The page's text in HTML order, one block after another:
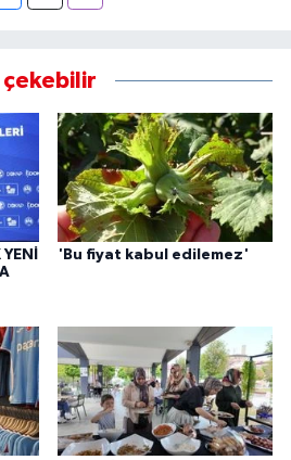
çekebilir
'Bu fiyat kabul edilemez'